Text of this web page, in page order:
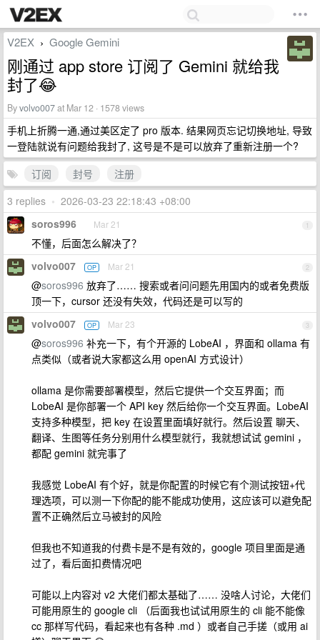
V2EX › Google Gemini
刚通过 app store 订阅了 Gemini 就给我
封了😂
Byvolvo007at Mar 12 · 1578 views
手机上折腾一通,通过美区定了 pro 版本. 结果网页忘记切换地址, 导致
一登陆就说有问题给我封了, 这号是不是可以放弃了重新注册一个?
订阅
封号
注册
3 replies • 2026-03-23 22:18:43 +08:00
1
soros996 Mar 21
不懂，后面怎么解决了？
2
volvo007 OP Mar 21
@soros996 放弃了…… 搜索或者问问题先用国内的或者免费版
顶一下，cursor 还没有失效，代码还是可以写的
3
volvo007 OP Mar 23
@soros996 补充一下，有个开源的 LobeAI ，界面和 ollama 有
点类似（或者说大家都这么用 openAI 方式设计）
ollama 是你需要部署模型，然后它提供一个交互界面；而
LobeAI 是你部署一个 API key 然后给你一个交互界面。LobeAI
支持多种模型，把 key 在设置里面填好就行。然后设置 聊天、
翻译、生图等任务分别用什么模型就行，我就想试试 gemini ，
都配 gemini 就完事了
我感觉 LobeAI 有个好，就是你配置的时候它有个测试按钮+代
理选项，可以测一下你配的能不能成功使用，这应该可以避免配
置不正确然后立马被封的风险
但我也不知道我的付费卡是不是有效的，google 项目里面是通
过了，看后面扣费情况吧
可能以上内容对 v2 大佬们都太基础了…… 没啥人讨论，大佬们
可能用原生的 google cli （后面我也试试用原生的 cli 能不能像
cc 那样写代码，看起来也有各种 .md ）或者自己手搓（或用 ai